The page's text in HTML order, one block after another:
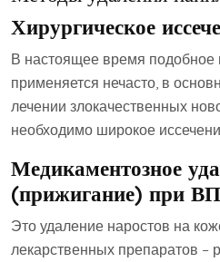
Хирургическое
В настоящее время подобное
применяется нечасто, в
лечении злокачественных
необходимо широкое
Медикаментозное
(прижигание) при
Это удаление наростов на
лекарственных препаратов –